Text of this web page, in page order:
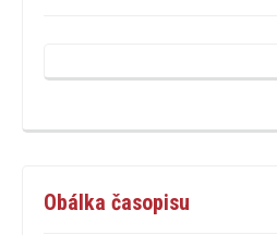
Obálka časopisu